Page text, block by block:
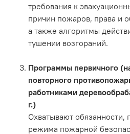
требования к
причин пожаров, права и
а также алгоритмы
тушении возгораний.
Программы первичного
повторного
работниками
г.)
Охватывают обязанности,
режима пожарной